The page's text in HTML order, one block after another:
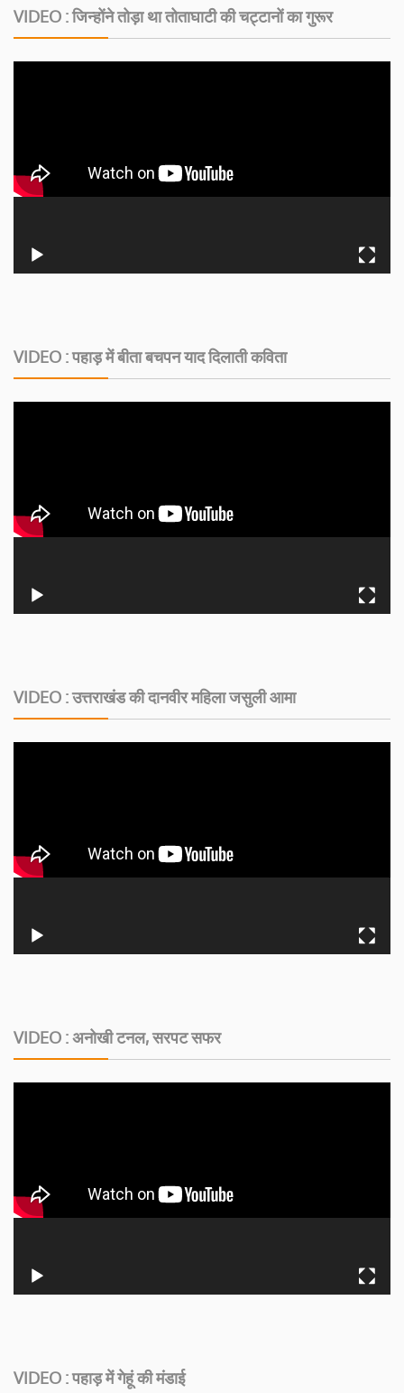
VIDEO : जिन्होंने तोड़ा था तोताघाटी की चट्टानों का गुरूर
VIDEO : पहाड़ में बीता बचपन याद दिलाती कविता
VIDEO : उत्तराखंड की दानवीर महिला जसुली आमा
VIDEO : अनोखी टनल, सरपट सफर
VIDEO : पहाड़ में गेहूं की मंडाई